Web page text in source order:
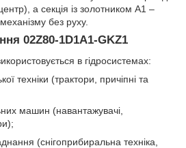
а секція із золотником A1 –
без руху.
02Z80-1D1A1-GKZ1
в гідросистемах:
техніки (трактори, причіпні та
машин (навантажувачі,
(снігоприбиральна техніка,